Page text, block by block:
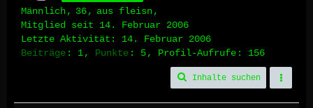
Männlich 36
aus fleisn
Mitglied seit 14. Februar 2006
Letzte Aktivität: 14. Februar 2006
Beiträge
1 Punkte 5 Profil-Aufrufe 156
Inhalte suchen